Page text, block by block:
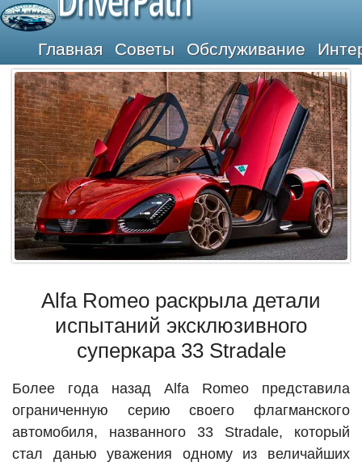
Главная Советы Обслуживание
Alfa Romeo раскрыла детали
испытаний эксклюзивного
суперкара 33 Stradale
Более года назад Alfa Romeo представила
ограниченную серию своего флагманского
автомобиля, названного 33 Stradale, который
стал данью уважения одному из величайших